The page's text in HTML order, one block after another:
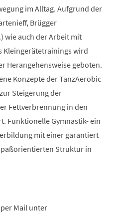
im Alltag. Aufgrund der
Brügger
wie auch der Arbeit mit
Kleingerätetrainings wird
Herangehensweise geboten.
Konzepte der TanzAerobic
Steigerung der
Fettverbrennung in den
Funktionelle Gymnastik- ein
mit einer garantiert
Struktur in
Mail unter